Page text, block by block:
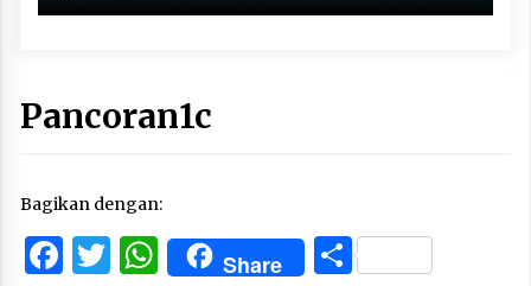
Pancoran1c
Bagikan dengan:
Facebook
Twitter
WhatsApp
Share Share